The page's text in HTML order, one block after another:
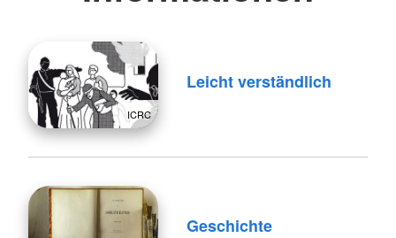
ICRC
Leicht verständlich
Geschichte